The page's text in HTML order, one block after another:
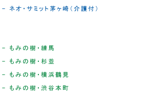
- ネオ・サミット茅ヶ崎（介護付）
- もみの樹・練馬
- もみの樹・杉並
- もみの樹・横浜鶴見
- もみの樹・渋谷本町